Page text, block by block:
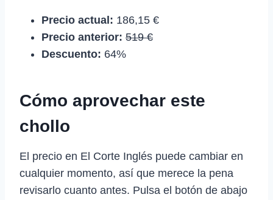
Precio actual: 186,15 €
Precio anterior: 519 €
Descuento: 64%
Cómo aprovechar este
chollo
El precio en El Corte Inglés puede cambiar en
cualquier momento, así que merece la pena
revisarlo cuanto antes. Pulsa el botón de abajo